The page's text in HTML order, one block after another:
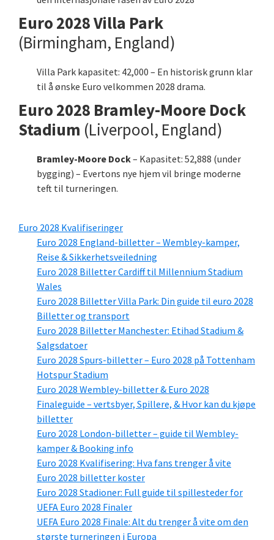
Euro 2028 Villa Park
(Birmingham, England)
Villa Park kapasitet: 42,000 – En historisk grunn klar
til å ønske Euro velkommen 2028 drama.
Euro 2028 Bramley-Moore Dock
Stadium (Liverpool, England)
Bramley-Moore Dock– Kapasitet: 52,888 (under
bygging) – Evertons nye hjem vil bringe moderne
teft til turneringen.
Euro 2028 Kvalifiseringer
Euro 2028 England-billetter – Wembley-kamper,
Reise & Sikkerhetsveiledning
Euro 2028 Billetter Cardiff til Millennium Stadium
Wales
Euro 2028 Billetter Villa Park: Din guide til euro 2028
Billetter og transport
Euro 2028 Billetter Manchester: Etihad Stadium &
Salgsdatoer
Euro 2028 Spurs-billetter – Euro 2028 på Tottenham
Hotspur Stadium
Euro 2028 Wembley-billetter & Euro 2028
Finaleguide – vertsbyer, Spillere, & Hvor kan du kjøpe
billetter
Euro 2028 London-billetter – guide til Wembley-
kamper & Booking info
Euro 2028 Kvalifisering: Hva fans trenger å vite
Euro 2028 billetter koster
Euro 2028 Stadioner: Full guide til spillesteder for
UEFA Euro 2028 Finaler
UEFA Euro 2028 Finale: Alt du trenger å vite om den
største turneringen i Europa